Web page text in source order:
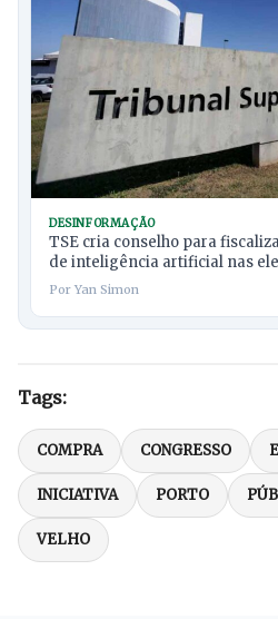
DESINFORMAÇÃO
TSE cria conselho para
de inteligência artificial nas
Por Yan Simon
Tags:
COMPRA CONGRESSO
INICIATIVA PORTO
VELHO